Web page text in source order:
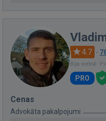
4.7 ·
Bija vietnē:
PRO
Cenas
Advokāta pakalpojumi